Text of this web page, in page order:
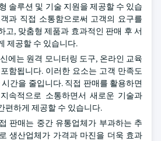
솔루션 및 기술 지원을 제공할 수 있습
과 직접 소통함으로써 고객의 요구를
고, 맞춤형 제품과 효과적인 판매 후 서
제공할 수 있습니다.
에는 원격 모니터링 도구, 온라인 교육
함됩니다. 이러한 요소는 고객 만족도
간을 줄입니다. 직접 판매를 활용하면
속적으로 소통하면서 새로운 기술과
편하게 제공할 수 있습니다.
판매는 중간 유통업체가 부과하는 추
생산업체가 가격과 마진을 더욱 효과